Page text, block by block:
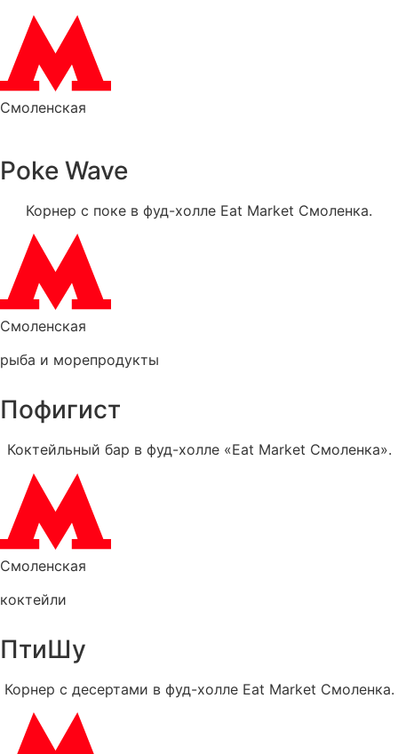
Смоленская
Poke Wave
Корнер с поке в фуд-холле Eat Market Смоленка.
Смоленская
рыба и морепродукты
Пофигист
Коктейльный бар в фуд-холле «Eat Market Смоленка».
Смоленская
коктейли
ПтиШу
Корнер с десертами в фуд-холле Eat Market Смоленка.